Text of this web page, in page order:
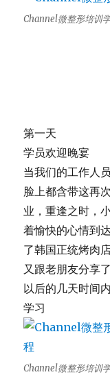
Channel微整形培训
第一天
学员欢迎晚宴
当我们的工作人
脸上都含带这再
业，重逢之时，
着愉快的心情到
了韩国正统烤肉
又跟老朋友分享
以后的几天时间
学习
Channel微整形培训